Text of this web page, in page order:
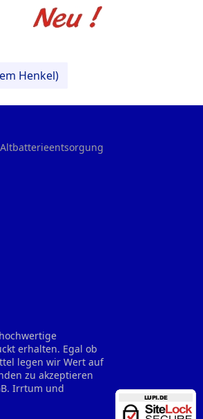
Henkel)
Altbatterieentsorgung
erhalten. Egal ob
legen wir Wert auf
zu akzeptieren
Irrtum und